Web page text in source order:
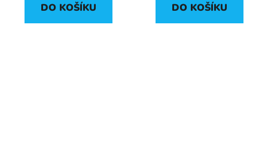
DO KOŠÍKU DO KOŠÍKU